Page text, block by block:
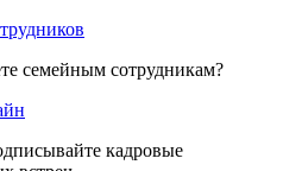
семейным сотрудникам?
кадровые